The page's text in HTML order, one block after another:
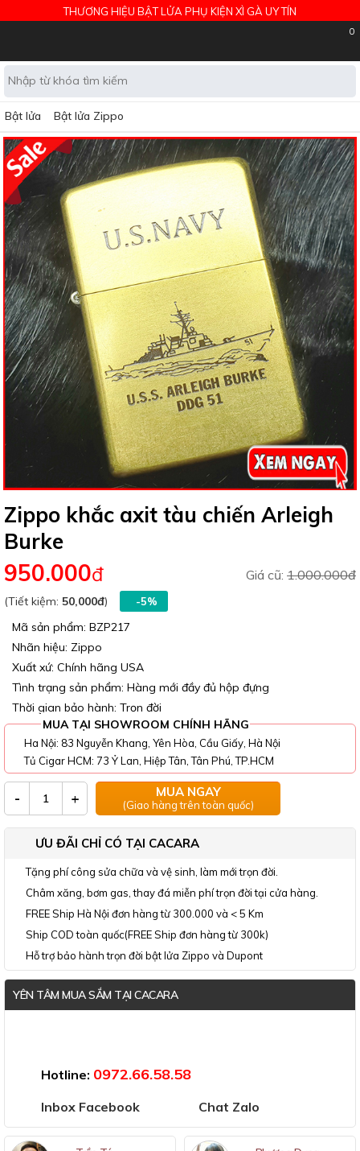
THƯƠNG HIỆU BẬT LỬA PHỤ KIỆN XÌ GÀ UY TÍN
0
Bật lửa Bật lửa Zippo
Zippo khắc axit tàu chiến Arleigh
Burke
Giá cũ: 1.000.000đ
950.000đ
(Tiết kiệm: 50,000đ) -5%
Mã sản phẩm: BZP217
Nhãn hiệu: Zippo
Xuất xứ: Chính hãng USA
Tình trạng sản phẩm: Hàng mới đầy đủ hộp đựng
Thời gian bảo hành: Trọn đời
MUA TẠI SHOWROOM CHÍNH HÃNG
Ha Nội: 83 Nguyễn Khang, Yên Hòa, Cầu Giấy, Hà Nội
Tủ Cigar HCM: 73 Ỷ Lan, Hiệp Tân, Tân Phú, TP.HCM
- + MUA NGAY
(Giao hàng trên toàn quốc)
ƯU ĐÃI CHỈ CÓ TẠI CACARA
Tặng phí công sửa chữa và vệ sinh, làm mới trọn đời.
Châm xăng, bơm gas, thay đá miễn phí trọn đời tại cửa hàng.
FREE Ship Hà Nội đơn hàng từ 300.000 và < 5 Km
Ship COD toàn quốc(FREE Ship đơn hàng từ 300k)
Hỗ trợ bảo hành trọn đời bật lửa Zippo và Dupont
YÊN TÂM MUA SẮM TẠI CACARA
Hotline: 0972.66.58.58
Inbox Facebook Chat Zalo